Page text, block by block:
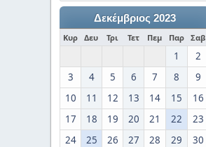
Δεκέμβριος 2023
Κυρ Δευ Τρι Τετ Πεμ Παρ Σαβ
1
2
3
4 5 6 7 8
9
10
11 12 13 14 15
16
17
18 19 20 21 22
23
24
25 26 27 28 29
30